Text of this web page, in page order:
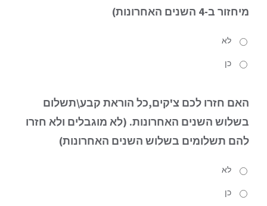
מיחזור ב-4 השנים האחרונות)
לא
כן
האם חזרו לכם צ'קים,כל הוראת קבע\תשלום
בשלוש השנים האחרונות. (לא מוגבלים ולא חזרו
להם תשלומים בשלוש השנים האחרונות)
לא
כן